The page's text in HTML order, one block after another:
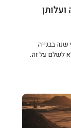
בבנייה
לשלם על זה.